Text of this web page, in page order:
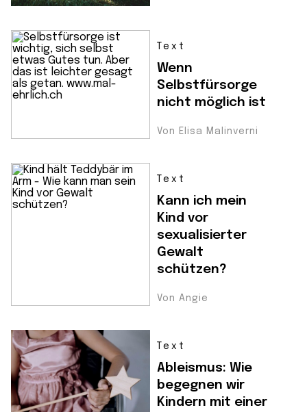
Text
Wenn
Selbstfürsorge
nicht möglich ist
Von Elisa Malinverni
Text
Kann ich mein
Kind vor
sexualisierter
Gewalt
schützen?
Von Angie
Text
Ableismus: Wie
begegnen wir
Kindern mit einer